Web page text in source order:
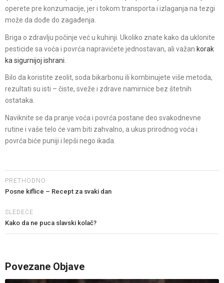
operete pre konzumacije, jer i tokom transporta i izlaganja na tezgi
može da dođe do zagađenja.
Briga o zdravlju počinje već u kuhinji. Ukoliko znate kako da uklonite
pesticide sa voća i povrća napravićete jednostavan, ali važan korak
ka sigurnijoj ishrani
Bilo da koristite zeolit, soda bikarbonu ili kombinujete više metoda,
rezultati su isti – čiste, sveže i zdrave namirnice bez štetnih
ostataka.
Naviknite se da pranje voća i povrća postane deo svakodnevne
rutine i vaše telo će vam biti zahvalno, a ukus prirodnog voća i
povrća biće puniji i lepši nego ikada.
PRETHODNO
Posne kiflice – Recept za svaki dan
SLEDEĆE
Kako da ne puca slavski kolač?
Povezane Objave